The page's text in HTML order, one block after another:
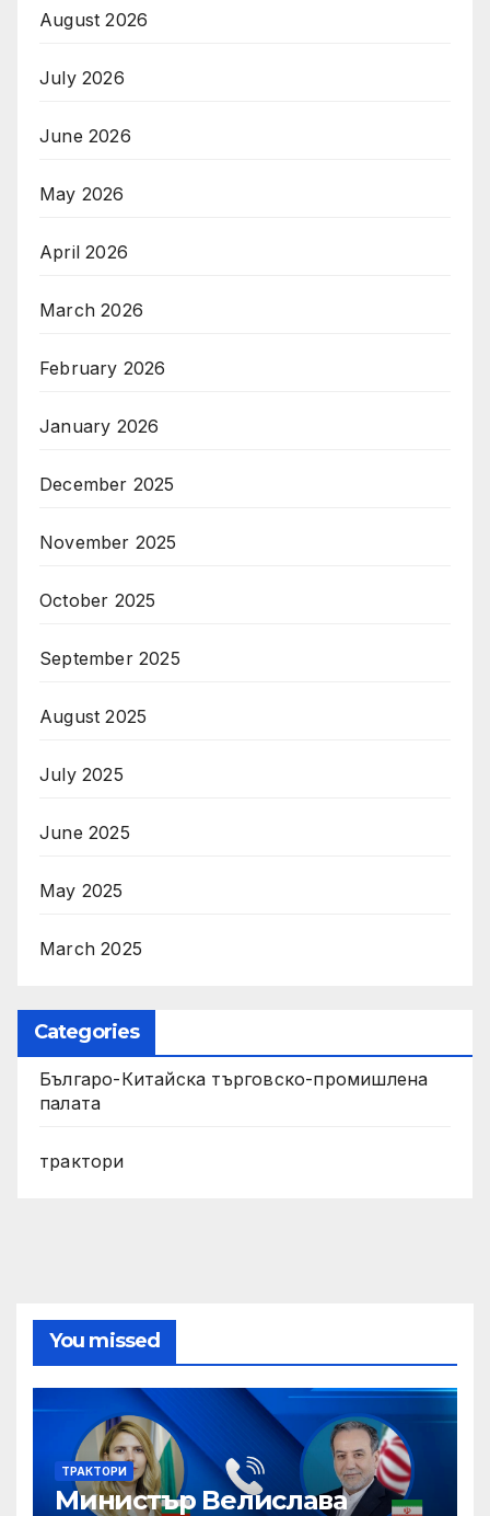
August 2026
July 2026
June 2026
May 2026
April 2026
March 2026
February 2026
January 2026
December 2025
November 2025
October 2025
September 2025
August 2025
July 2025
June 2025
May 2025
March 2025
Categories
Българо-Китайска търговско-промишлена
палата
трактори
You missed
ТРАКТОРИ
Министър Велислава